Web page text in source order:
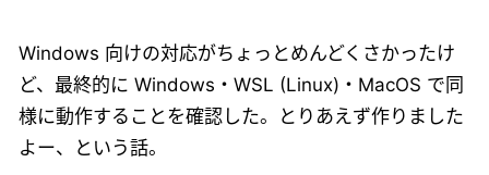
Windows 向けの対応がちょっとめんどくさかったけ
ど、最終的に Windows・WSL (Linux)・MacOS で同
様に動作することを確認した。とりあえず作りました
よー、という話。